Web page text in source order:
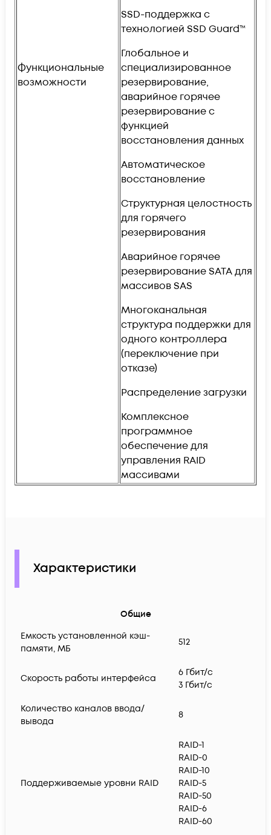
Функциональные
возможности
SSD-поддержка с
технологией SSD Guard™
Глобальное и
специализированное
резервирование,
аварийное горячее
резервирование с
функцией
восстановления данных
Автоматическое
восстановление
Структурная целостность
для горячего
резервирования
Аварийное горячее
резервирование SATA для
массивов SAS
Многоканальная
структура поддержки для
одного контроллера
(переключение при
отказе)
Распределение загрузки
Комплексное
программное
обеспечение для
управления RAID
массивами
Характеристики
Общие
Емкость установленной кэш-
памяти, МБ
512
Скорость работы интерфейса
6 Гбит/с
3 Гбит/с
Количество каналов ввода/
вывода
8
Поддерживаемые уровни RAID
RAID-1
RAID-0
RAID-10
RAID-5
RAID-50
RAID-6
RAID-60